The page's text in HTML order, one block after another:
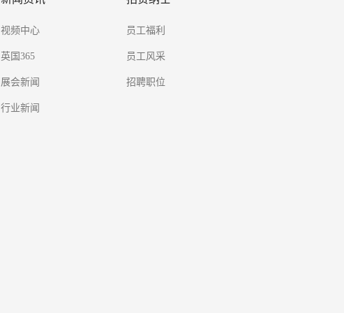
视频中心
英国365
展会新闻
行业新闻
员工福利
员工风采
招聘职位